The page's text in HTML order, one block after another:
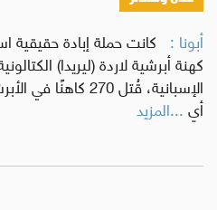
أبونا : كانت حملة إبادة
كهنة أبرشية لاردة (ليريدا)
الإسبانية، قُتل
أي...المزيد